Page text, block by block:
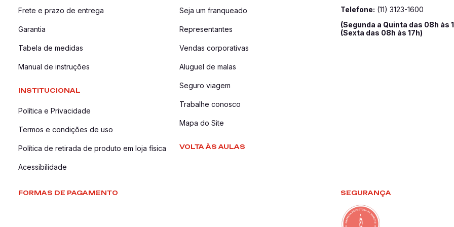
Frete e prazo de entrega
Garantia
Tabela de medidas
Manual de instruções
INSTITUCIONAL
Política e Privacidade
Termos e condições de uso
Política de retirada de produto em loja física
Acessibilidade
Seja um franqueado
Representantes
Vendas corporativas
Aluguel de malas
Seguro viagem
Trabalhe conosco
Mapa do Site
VOLTA ÀS AULAS
Telefone: (11) 3123-1600
(Segunda a Quinta das 08h às
(Sexta das 08h às 17h)
FORMAS DE PAGAMENTO SEGURANÇA